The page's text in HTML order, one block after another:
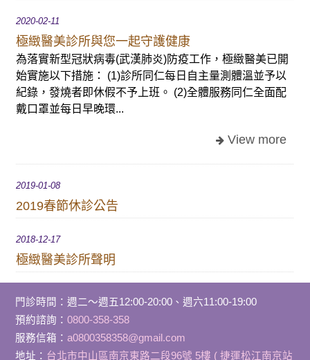
2020-02-11
極緻醫美診所與您一起守護健康
為落實新型冠狀病毒(武漢肺炎)防疫工作，極緻醫美已開
始實施以下措施： (1)診所同仁每日自主量測體溫並予以
紀錄，發燒者即休假不予上班。 (2)全體服務同仁全面配
戴口罩並每日早晚環...
2019-01-08
2019春節休診公告
2018-12-17
極緻醫美診所聲明
門診時間 ： 週二～週五12:00-20:00、週六11:00-19:00
預約諮詢： 0800-358-358
服務信箱： a0800358358@gmail.com
地址： 台北市中山區南京東路二段96號 5樓 ( 捷運松江南京站